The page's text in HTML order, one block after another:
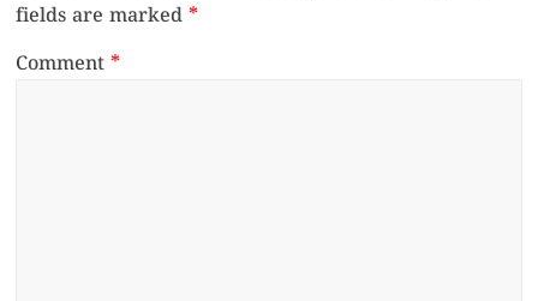
fields are marked*
Comment*